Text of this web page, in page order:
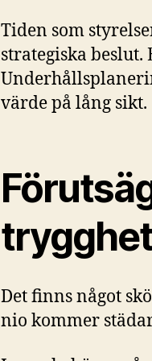
Tiden som
strategiska
värde på lång sikt.
Det finns något
nio kommer